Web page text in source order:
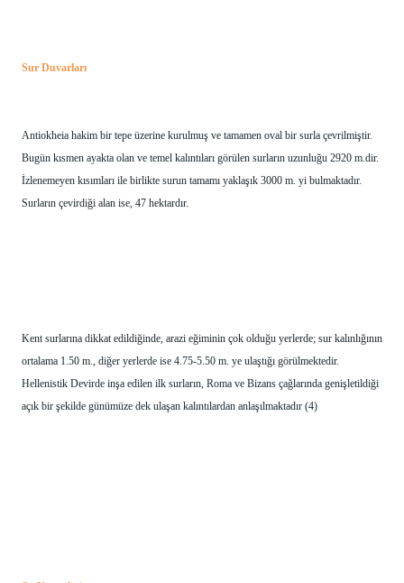
Sur Duvarları
Antiokheia hakim bir tepe üzerine kurulmuş ve tamamen oval bir surla çevrilmiştir.
Bugün kısmen ayakta olan ve temel kalıntıları görülen surların uzunluğu 2920 m.dir.
İzlenemeyen kısımları ile birlikte surun tamamı yaklaşık 3000 m. yi bulmaktadır.
Surların çevirdiği alan ise, 47 hektardır.
Kent surlarına dikkat edildiğinde, arazi eğiminin çok olduğu yerlerde; sur kalınlığının
ortalama 1.50 m., diğer yerlerde ise 4.75-5.50 m. ye ulaştığı görülmektedir.
Hellenistik Devirde inşa edilen ilk surların, Roma ve Bizans çağlarında genişletildiği
açık bir şekilde günümüze dek ulaşan kalıntılardan anlaşılmaktadır (4)